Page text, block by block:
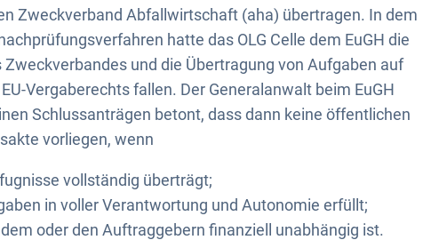
Zweckverband Abfallwirtschaft (aha) übertragen. In dem
hatte das OLG Celle dem EuGH die
und die Übertragung von Aufgaben auf
Vergaberechts fallen. Der Generalanwalt beim EuGH
Schlussanträgen betont, dass dann keine öffentlichen
vorliegen, wenn
vollständig überträgt;
in voller Verantwortung und Autonomie erfüllt;
oder den Auftraggebern finanziell unabhängig ist.